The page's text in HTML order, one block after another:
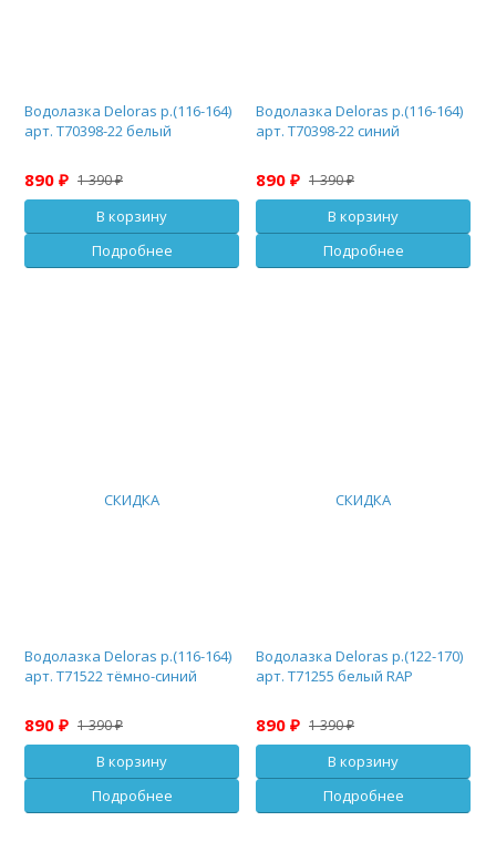
Водолазка Deloras р.(116-164)
арт. T70398-22 белый
890 ₽ 1 390 ₽
В корзину
Подробнее
Водолазка Deloras р.(116-164)
арт. T70398-22 синий
890 ₽ 1 390 ₽
В корзину
Подробнее
СКИДКА
Водолазка Deloras р.(116-164)
арт. Т71522 тёмно-синий
890 ₽ 1 390 ₽
В корзину
Подробнее
СКИДКА
Водолазка Deloras р.(122-170)
арт. Т71255 белый RAP
890 ₽ 1 390 ₽
В корзину
Подробнее